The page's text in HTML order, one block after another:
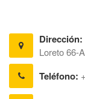
Dirección:
Loreto 66-
Teléfono: